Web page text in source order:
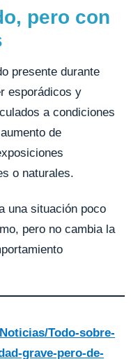
pero con
presente durante
esporádicos y
a condiciones
de
o naturales.
una situación poco
pero no cambia la
Todo-sobre-
grave-pero-de-